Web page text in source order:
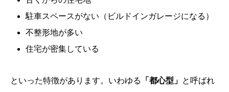
駐車スペースがない（ビルドインガレージになる）
不整形地が多い
住宅が密集している
といった特徴があります。いわゆる 「都心型」 と呼ばれ